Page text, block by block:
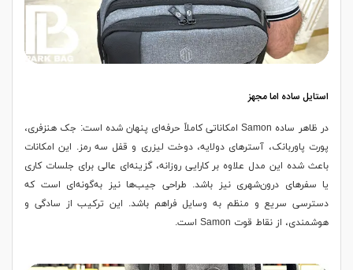
استایل ساده اما مجهز
در ظاهر ساده Samon امکاناتی کاملاً حرفه‌ای پنهان شده است: جک هنزفری،
پورت پاوربانک، آسترهای دولایه، دوخت لیزری و قفل سه رمز. این امکانات
باعث شده این مدل علاوه بر کارایی روزانه، گزینه‌ای عالی برای جلسات کاری
یا سفرهای درون‌شهری نیز باشد. طراحی جیب‌ها نیز به‌گونه‌ای است که
دسترسی سریع و منظم به وسایل فراهم باشد. این ترکیب از سادگی و
هوشمندی، از نقاط قوت Samon است.